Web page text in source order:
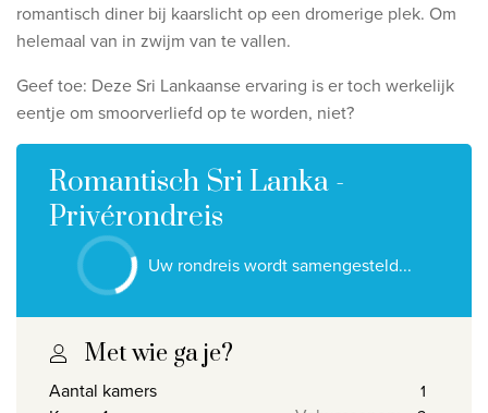
Voorwaarden
©
, Travelworld
romantisch diner bij kaarslicht op een dromerige plek. Om
helemaal van in zwijm van te vallen.
Geef toe: Deze Sri Lankaanse ervaring is er toch werkelijk
eentje om smoorverliefd op te worden, niet?
Romantisch Sri Lanka -
Privérondreis
Uw rondreis wordt samengesteld...
Met wie ga je?
Aantal kamers